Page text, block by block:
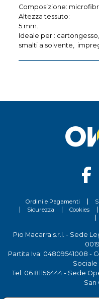
Composizione:
Altezza tessuto:
5 mm.
Ideale per :
smalti a solvente,
Ordini e Pagamenti
Sicurezza
Cookies
Pio Macarra s.r.l. - Sede
Partita Iva: 04809541008 -
Sociale
Tel. 06 81156444- Sede
San